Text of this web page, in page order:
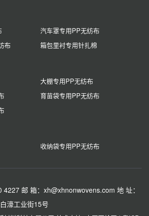
汽车罩专用PP无纺布
布
箱包里衬专用针扎棉
大棚专用PP无纺布
育苗袋专用PP无纺布
收纳袋专用PP无纺布
4227 邮 箱：xh@xhnonwovens.com 地 址：
濠工业街15号